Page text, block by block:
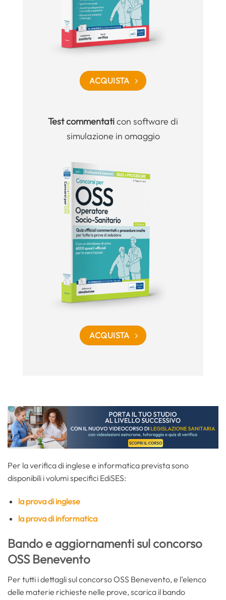
ACQUISTA
Test commentaticon software di
simulazione in omaggio
ACQUISTA
Per la verifica di inglese e informatica prevista sono
disponibili i volumi specifici EdiSES:
la prova di inglese
la prova di informatica
Bando e aggiornamenti sul concorso
OSS Benevento
Per tutti i dettagli sul concorso OSS Benevento, e l’elenco
delle materie richieste nelle prove, scarica il bando